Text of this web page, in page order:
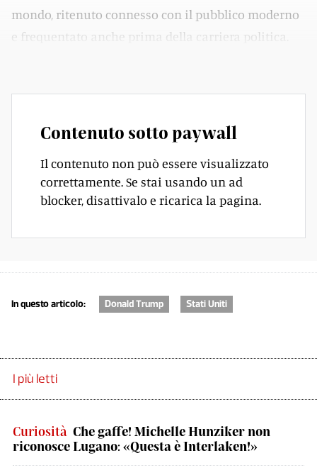
mondo, ritenuto connesso con il pubblico moderno
e frequentato anche prima della carriera politica.
Contenuto sotto paywall
Il contenuto non può essere visualizzato
correttamente. Se stai usando un ad
blocker, disattivalo e ricarica la pagina.
In questo articolo: Donald Trump Stati Uniti
I più letti
Curiosità Che gaffe! Michelle Hunziker non
riconosce Lugano: «Questa è Interlaken!»